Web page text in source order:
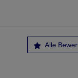
Alle